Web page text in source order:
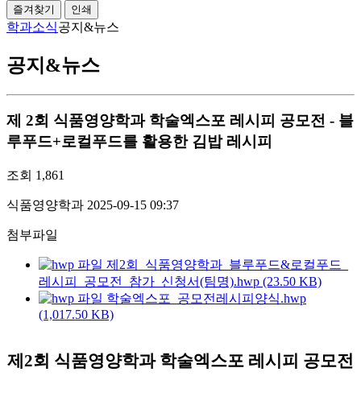
즐겨찾기 인쇄
학과소식공지&뉴스
공지&뉴스
제 2회 식품영양학과 학술엑스포 레시피 공모전 - 블
루푸드+로컬푸드를 활용한 김밥 레시피
조회 1,861
식품영양학과 2025-09-15 09:37
첨부파일
제2회_식품영양학과_블루푸드&로컬푸드_
레시피_공모전_참가_신청서(팀명).hwp (23.50 KB)
학술엑스포_공모전레시피양식.hwp
(1,017.50 KB)
제2회 식품영양학과 학술엑스포 레시피 공모전